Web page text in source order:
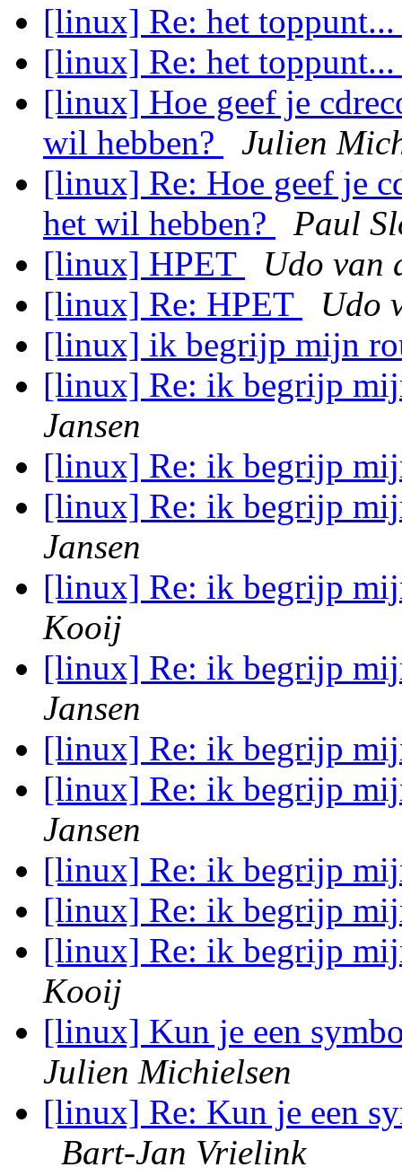
[linux] Re: het
[linux] Re: het
[linux] Hoe geef je
wil hebben?
Julien
[linux] Re: Hoe geef je
het wil hebben?
Paul
[linux] HPET
Udo van
[linux] Re: HPET
Udo
[linux] ik begrijp mijn
[linux] Re: ik begrijp
Jansen
[linux] Re: ik begrijp
[linux] Re: ik begrijp
Jansen
[linux] Re: ik begrijp
Kooij
[linux] Re: ik begrijp
Jansen
[linux] Re: ik begrijp
[linux] Re: ik begrijp
Jansen
[linux] Re: ik begrijp
[linux] Re: ik begrijp
[linux] Re: ik begrijp
Kooij
[linux] Kun je een
Julien Michielsen
[linux] Re: Kun je een
Bart-Jan Vrielink